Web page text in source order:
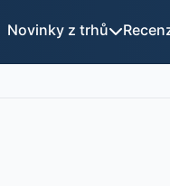
Novinky z trhů